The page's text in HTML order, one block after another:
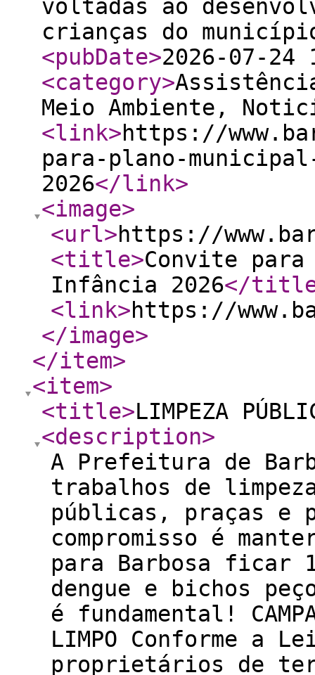
voltadas ao
crianças do
<pubDate>2026-07-24
<category>
Meio Ambiente,
<link>https://
para-plano-
2026</link>
<image>
<url>https://
<title>Convite
Infância 2026</
<link>https://
</image>
</item>
<item>
<title>LIMPEZA
<description>
A Prefeitura de
trabalhos de
públicas, praças e
compromisso é
para Barbosa ficar
dengue e bichos
é fundamental!
LIMPO Conforme a
proprietários de